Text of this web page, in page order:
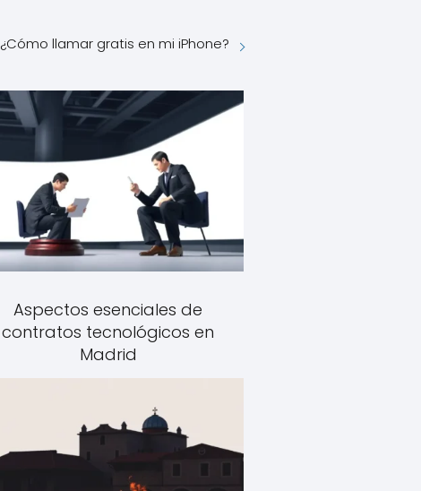
¿Cómo llamar gratis en mi iPhone?
Aspectos esenciales de
contratos tecnológicos en
Madrid